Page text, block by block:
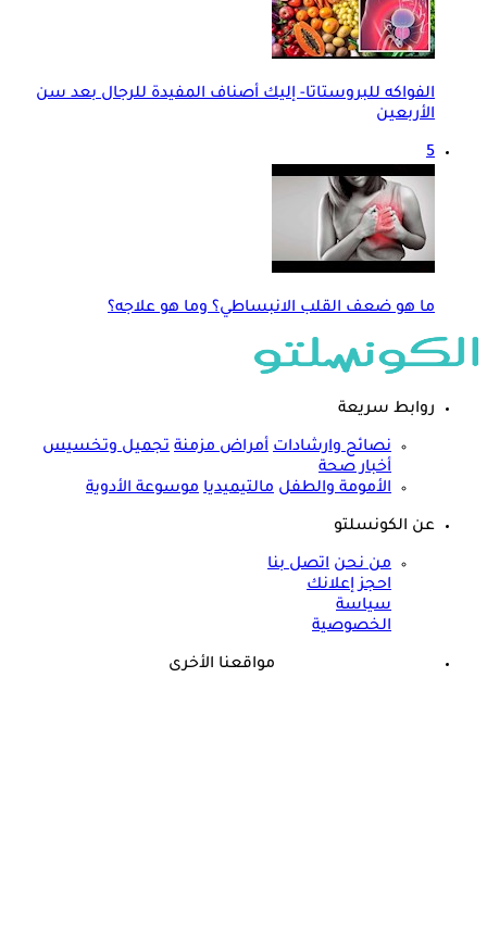
الفواكه للبروستاتا- إليك أصناف المفيدة للرجال بعد سن
الأربعين
5
ما هو ضعف القلب الانبساطي؟ وما هو علاجه؟
روابط سريعة
نصائح وارشادات أمراض مزمنة تجميل وتخسيس
أخبار صحة
الأمومة والطفل مالتيميديا موسوعة الأدوية
عن الكونسلتو
من نحن اتصل بنا
احجز إعلانك
سياسة
الخصوصية
مواقعنا الأخرى